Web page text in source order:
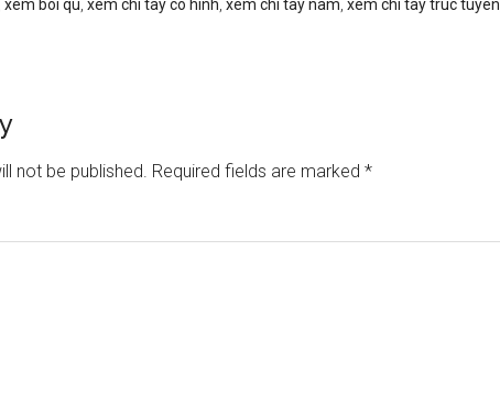
xem boi qu xem chi tay co hinh xem chi tay nam xem chi tay truc tuyen
not be published. Required fields are marked *